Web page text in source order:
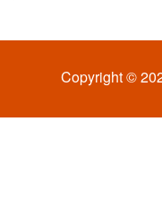
Copyright ©